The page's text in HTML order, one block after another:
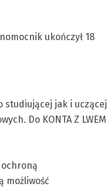
ukończył 18
studiującej jak i uczącej
Do KONTA Z LWEM
ochroną
możliwość